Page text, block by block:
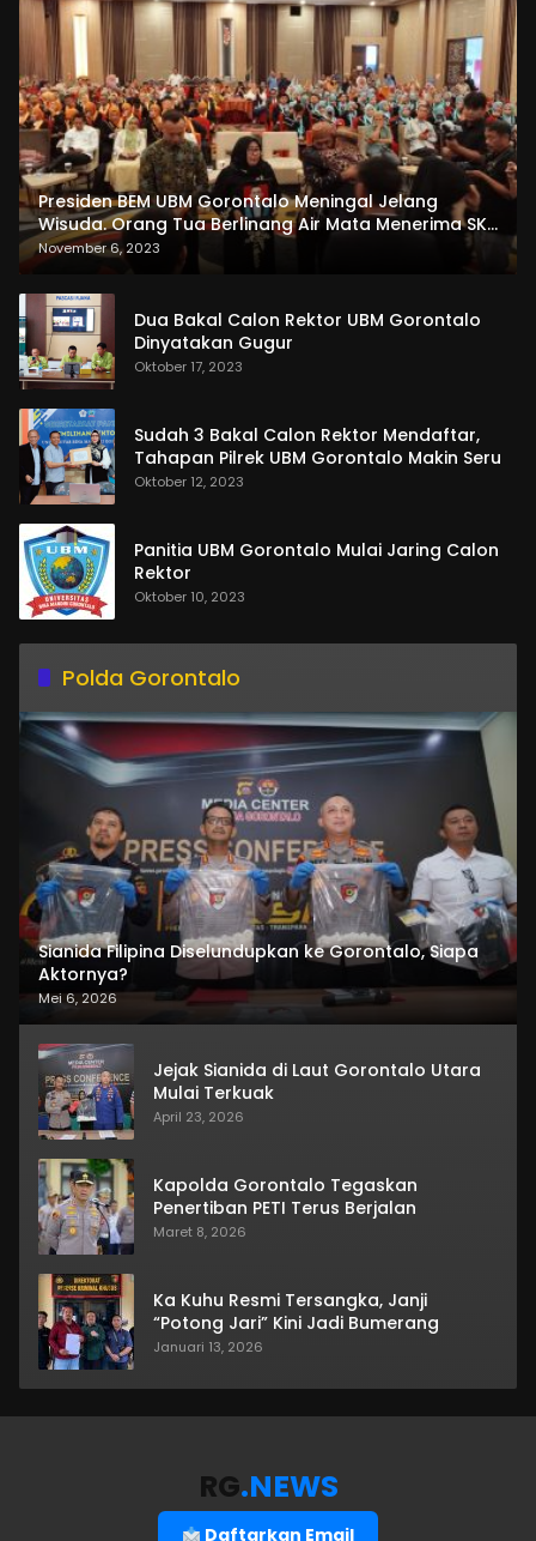
Presiden BEM UBM Gorontalo Meningal Jelang
Wisuda. Orang Tua Berlinang Air Mata Menerima SKL
dan Pemasangan Salempang
November 6, 2023
Dua Bakal Calon Rektor UBM Gorontalo
Dinyatakan Gugur
Oktober 17, 2023
Sudah 3 Bakal Calon Rektor Mendaftar,
Tahapan Pilrek UBM Gorontalo Makin Seru
Oktober 12, 2023
Panitia UBM Gorontalo Mulai Jaring Calon
Rektor
Oktober 10, 2023
Polda Gorontalo
Sianida Filipina Diselundupkan ke Gorontalo, Siapa
Aktornya?
Mei 6, 2026
Jejak Sianida di Laut Gorontalo Utara
Mulai Terkuak
April 23, 2026
Kapolda Gorontalo Tegaskan
Penertiban PETI Terus Berjalan
Maret 8, 2026
Ka Kuhu Resmi Tersangka, Janji
“Potong Jari” Kini Jadi Bumerang
Januari 13, 2026
RG.NEWS
Daftarkan Email